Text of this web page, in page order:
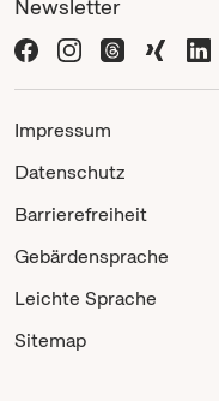
Newsletter
Impressum
Datenschutz
Barrierefreiheit
Gebärdensprache
Leichte Sprache
Sitemap